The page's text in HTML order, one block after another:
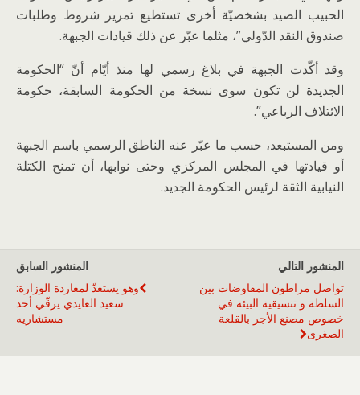
الحبيب الصيد بشخصيّة أخرى تستطيع تمرير شروط وطلبات
صندوق النقد الدّولي”، مثلما عبّر عن ذلك قيادات الجبهة.
وقد أكّدت الجبهة في بلاغ رسمي لها منذ أيّام أنّ “الحكومة
الجديدة لن تكون سوى نسخة من الحكومة السابقة، حكومة
الائتلاف الرباعي”.
ومن المستبعد، حسب ما عبّر عنه الناطق الرسمي باسم الجبهة
أو قيادتها في المجلس المركزي وحتى نوابها، أن تمنح الكتلة
النيابية الثقة لرئيس الحكومة الجديد.
المنشور السابق
وهو يستعدّ لمغاردة الوزارة:
سعيد العايدي يرقّي أحد
مستشاريه
المنشور التالي
تواصل مراطون المفاوضات بين
السلطة و تنسيقية البيئة في
خصوص مصنع الأجر بالقلعة
الصغرى